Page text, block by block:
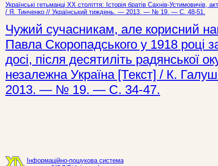
Українські гетьманці ХХ століття: Історія братів Сахнів-Устимовичів,
/ Я. Тинченко // Український тиждень. — 2013. — № 19. — С. 48-51.
Чужий сучасникам, але корисний
Павла Скоропадського у 1918 році
досі, після десятиліть радянської
незалежна Україна [Текст] / К.
2013. — № 19. — С. 34-47.
Інформаційно-пошукова система